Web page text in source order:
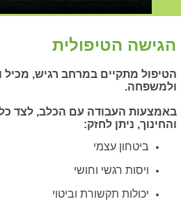
הגישה הטיפולית
הטיפול מתקיים במרחב רגיש, מכיל
ולמשפחה.
באמצעות העבודה עם הכלב, לצד
והחינוך, ניתן לחזק:
ביטחון עצמי
ויסות רגשי וחושי
יכולות תקשורת וביטוי